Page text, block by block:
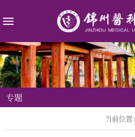
专题
当前位置：